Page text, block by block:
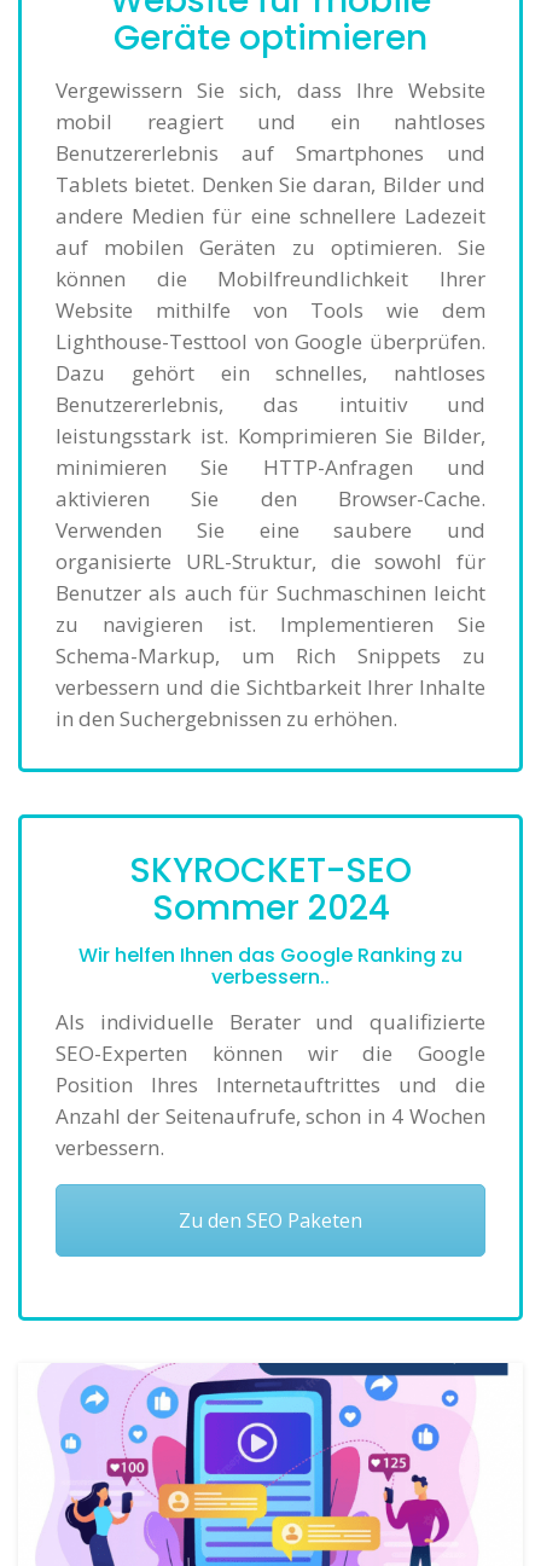
Geräte optimieren
Vergewissern Sie sich, dass Ihre Website
mobil reagiert und ein nahtloses
Benutzererlebnis auf Smartphones und
Tablets bietet. Denken Sie daran, Bilder und
andere Medien für eine schnellere Ladezeit
auf mobilen Geräten zu optimieren. Sie
können die Mobilfreundlichkeit Ihrer
Website mithilfe von Tools wie dem
Lighthouse-Testtool von Google überprüfen.
Dazu gehört ein schnelles, nahtloses
Benutzererlebnis, das intuitiv und
leistungsstark ist. Komprimieren Sie Bilder,
minimieren Sie HTTP-Anfragen und
aktivieren Sie den Browser-Cache.
Verwenden Sie eine saubere und
organisierte URL-Struktur, die sowohl für
Benutzer als auch für Suchmaschinen leicht
zu navigieren ist. Implementieren Sie
Schema-Markup, um Rich Snippets zu
verbessern und die Sichtbarkeit Ihrer Inhalte
in den Suchergebnissen zu erhöhen.
SKYROCKET-SEO
Sommer 2024
Wir helfen Ihnen das Google Ranking zu
verbessern..
Als individuelle Berater und qualifizierte
SEO-Experten können wir die Google
Position Ihres Internetauftrittes und die
Anzahl der Seitenaufrufe, schon in 4 Wochen
verbessern.
Zu den SEO Paketen